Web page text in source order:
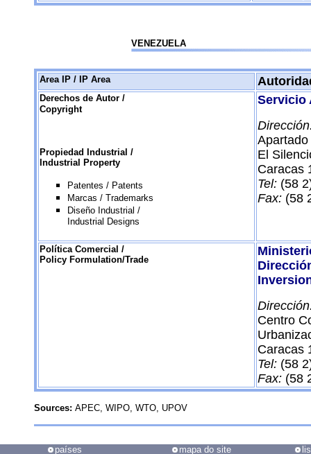
VENEZUELA
Area IP / IP Area
Derechos de Autor /
Copyright
Propiedad Industrial /
Industrial Property
Patentes / Patents
Marcas / Trademarks
Diseño Industrial /
Industrial Designs
Servicio
El
Caracas
Tel: (58
Fax: (58
Política Comercial /
Policy Formulation/Trade
Centro
Caracas
Tel: (58
Fax: (58
Sources: APEC, WIPO, WTO, UPOV
países mapa do site